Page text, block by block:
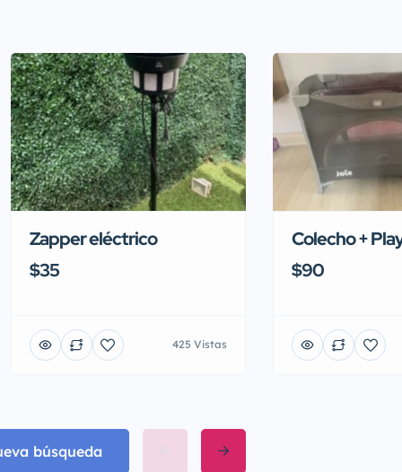
Zapper eléctrico
$35
425 Vistas
Colecho +
$90
búsqueda